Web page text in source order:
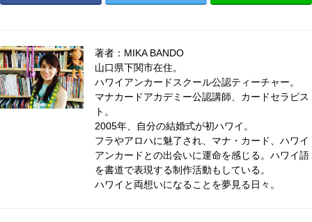
著者：MIKA BANDO
山口県下関市在住。
ハワイアンカードスクール公認ティーチャー。
マナカードアカデミー公認講師、カードセラピス
ト。
2005年、自分の結婚式が初ハワイ。
フラやアロハに魅了され、マナ・カード、ハワイ
アンカードとの出会いに運命を感じる。ハワイ語
を書道で表現する制作活動もしている。
ハワイと両想いになることを夢見る日々。